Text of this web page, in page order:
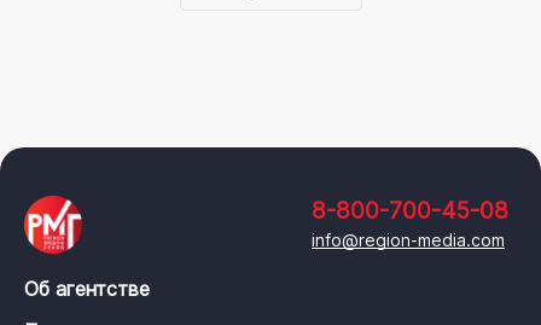
8-800-700-45-08
info@region-media.com
Об агентстве